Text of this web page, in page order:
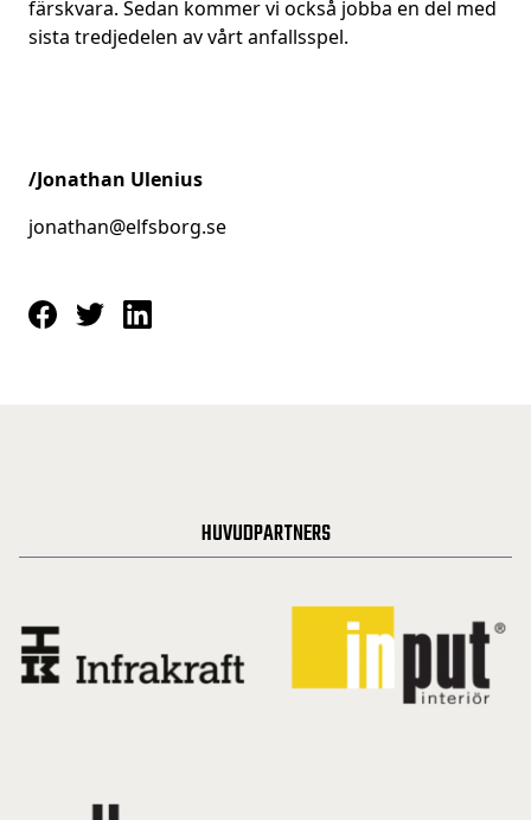
färskvara. Sedan kommer vi också jobba en del med
sista tredjedelen av vårt anfallsspel.
/Jonathan Ulenius
jonathan@elfsborg.se
HUVUDPARTNERS